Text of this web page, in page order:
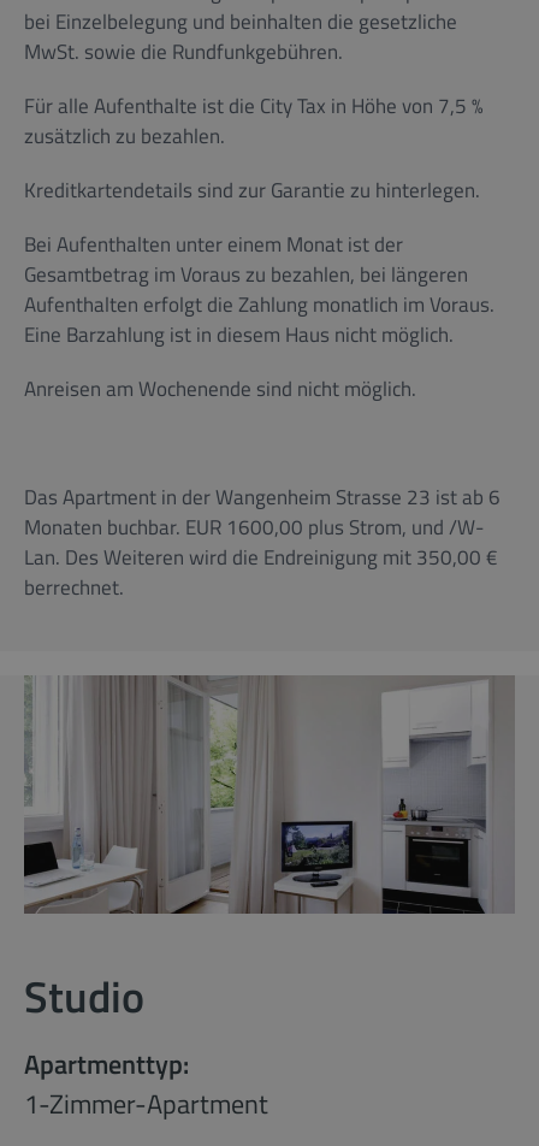
bei Einzelbelegung und beinhalten die gesetzliche
MwSt. sowie die Rundfunkgebühren.
Für alle Aufenthalte ist die City Tax in Höhe von 7,5 %
zusätzlich zu bezahlen.
Kreditkartendetails sind zur Garantie zu hinterlegen.
Bei Aufenthalten unter einem Monat ist der
Gesamtbetrag im Voraus zu bezahlen, bei längeren
Aufenthalten erfolgt die Zahlung monatlich im Voraus.
Eine Barzahlung ist in diesem Haus nicht möglich.
Anreisen am Wochenende sind nicht möglich.
Das Apartment in der Wangenheim Strasse 23 ist ab 6
Monaten buchbar. EUR 1600,00 plus Strom, und /W-
Lan. Des Weiteren wird die Endreinigung mit 350,00 €
berrechnet.
Studio
Apartmenttyp:
1-Zimmer-Apartment